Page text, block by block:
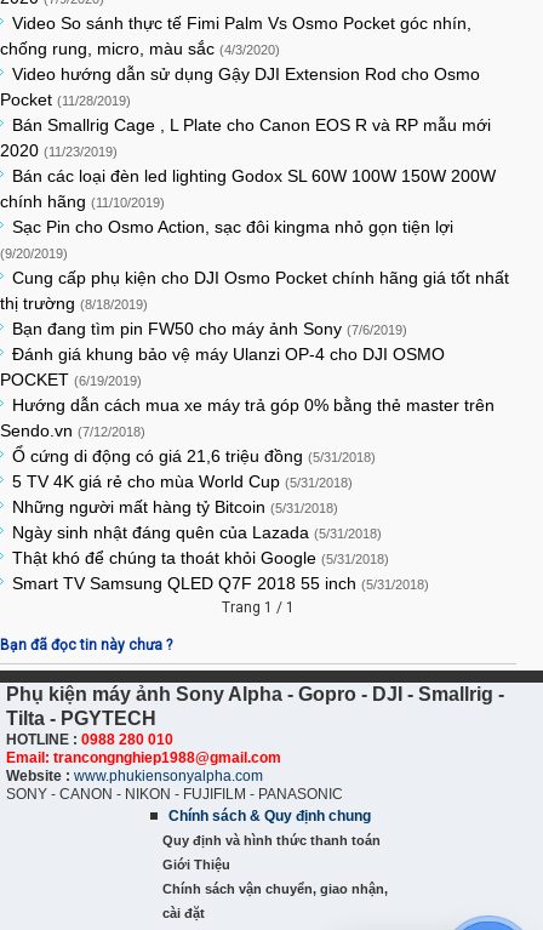
Video So sánh thực tế Fimi Palm Vs Osmo Pocket góc nhín,
chống rung, micro, màu sắc (4/3/2020)
Video hướng dẫn sử dụng Gậy DJI Extension Rod cho Osmo
Pocket (11/28/2019)
Bán Smallrig Cage , L Plate cho Canon EOS R và RP mẫu mới
2020 (11/23/2019)
Bán các loại đèn led lighting Godox SL 60W 100W 150W 200W
chính hãng (11/10/2019)
Sạc Pin cho Osmo Action, sạc đôi kingma nhỏ gọn tiện lợi
(9/20/2019)
Cung cấp phụ kiện cho DJI Osmo Pocket chính hãng giá tốt nhất
thị trường (8/18/2019)
Bạn đang tìm pin FW50 cho máy ảnh Sony (7/6/2019)
Đánh giá khung bảo vệ máy Ulanzi OP-4 cho DJI OSMO
POCKET (6/19/2019)
Hướng dẫn cách mua xe máy trả góp 0% bằng thẻ master trên
Sendo.vn (7/12/2018)
Ổ cứng di động có giá 21,6 triệu đồng (5/31/2018)
5 TV 4K giá rẻ cho mùa World Cup (5/31/2018)
Những người mất hàng tỷ Bitcoin (5/31/2018)
Ngày sinh nhật đáng quên của Lazada (5/31/2018)
Thật khó để chúng ta thoát khỏi Google (5/31/2018)
Smart TV Samsung QLED Q7F 2018 55 inch (5/31/2018)
Trang 1 / 1
Bạn đã đọc tin này chưa ?
Phụ kiện máy ảnh Sony Alpha - Gopro - DJI - Smallrig -
Tilta - PGYTECH
HOTLINE : 0988 280 010
Email: trancongnghiep1988@gmail.com
Website : www.phukiensonyalpha.com
SONY - CANON - NIKON - FUJIFILM - PANASONIC
Chính sách & Quy định chung
Quy định và hình thức thanh toán
Giới Thiệu
Chính sách vận chuyển, giao nhận,
cài đặt